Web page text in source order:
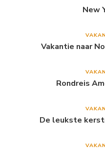
New
Vakantie naar
Rondreis
De leukste